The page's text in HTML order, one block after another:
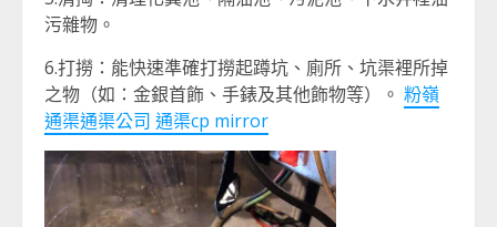
污雜物。
6.打撈：能快速準確打撈起蹲坑、廁所、坑渠裡所掉
之物（如：金銀首飾、手錶及其他飾物等）。 粉嶺
通渠通渠公司 通渠cp mirror